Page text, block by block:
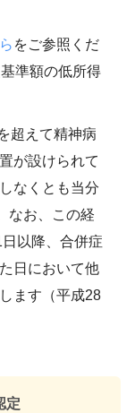
をご参照くだ
準額の低所得
超えて精神病
が設けられて
なくとも当分
なお、この経
以降、合併症
日において他
ます（平成28
定